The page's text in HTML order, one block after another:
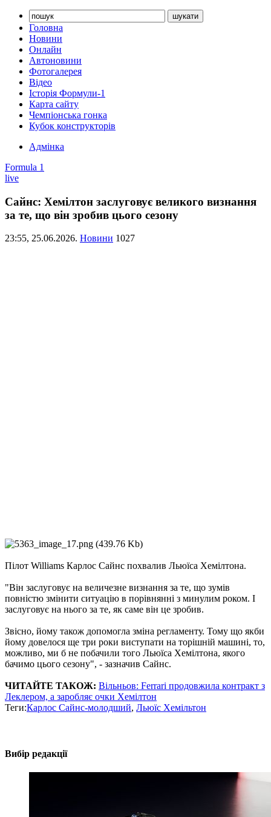
Головна
Новини
Онлайн
Автоновини
Фотогалерея
Відео
Історія Формули-1
Карта сайту
Чемпіонська гонка
Кубок конструкторів
Адмінка
Formula 1
live
Сайнс: Хемілтон заслуговує великого визнання
за те, що він зробив цього сезону
23:55, 25.06.2026. Новини 1027
Пілот Williams Карлос Сайнс похвалив Льюїса Хемілтона.
"Він заслуговує на величезне визнання за те, що зумів
повністю змінити ситуацію в порівнянні з минулим роком. І
заслуговує на нього за те, як саме він це зробив.
Звісно, ​​йому також допомогла зміна регламенту. Тому що якби
йому довелося ще три роки виступати на торішній машині, то,
можливо, ми б не побачили того Льюїса Хемілтона, якого
бачимо цього сезону", - зазначив Сайнс.
ЧИТАЙТЕ ТАКОЖ: Вільньов: Ferrari продовжила контракт з
Леклером, а заробляє очки Хемілтон
Теги:Карлос Сайнс-молодший, Льюїс Хемільтон
Вибір редакції